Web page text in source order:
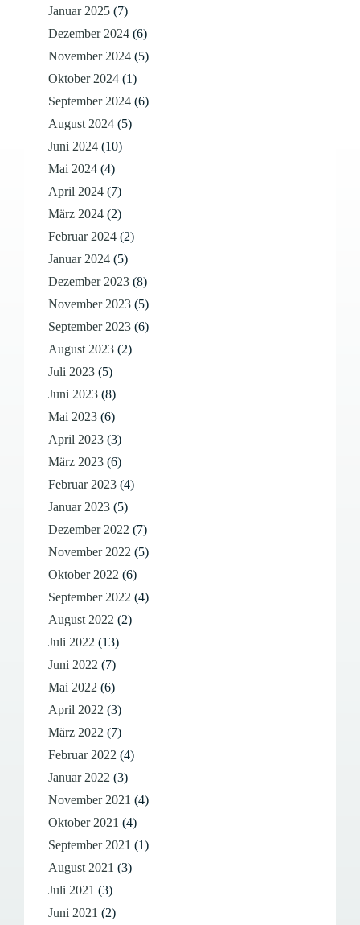
Januar 2025 (7)
Dezember 2024 (6)
November 2024 (5)
Oktober 2024 (1)
September 2024 (6)
August 2024 (5)
Juni 2024 (10)
Mai 2024 (4)
April 2024 (7)
März 2024 (2)
Februar 2024 (2)
Januar 2024 (5)
Dezember 2023 (8)
November 2023 (5)
September 2023 (6)
August 2023 (2)
Juli 2023 (5)
Juni 2023 (8)
Mai 2023 (6)
April 2023 (3)
März 2023 (6)
Februar 2023 (4)
Januar 2023 (5)
Dezember 2022 (7)
November 2022 (5)
Oktober 2022 (6)
September 2022 (4)
August 2022 (2)
Juli 2022 (13)
Juni 2022 (7)
Mai 2022 (6)
April 2022 (3)
März 2022 (7)
Februar 2022 (4)
Januar 2022 (3)
November 2021 (4)
Oktober 2021 (4)
September 2021 (1)
August 2021 (3)
Juli 2021 (3)
Juni 2021 (2)